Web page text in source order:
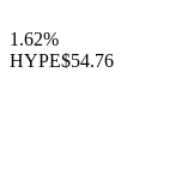
1.62%
HYPE$54.76